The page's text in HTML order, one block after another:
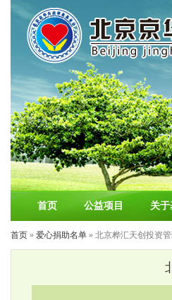
首页 公益项目 关
首页 » 爱心捐助名单 » 北京桦汇天创投资